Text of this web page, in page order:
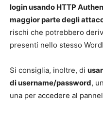
login usando HTTP
maggior parte degli
rischi che potrebbero
presenti nello stesso
Si consiglia, inoltre, di
di username/password,
una per accedere al